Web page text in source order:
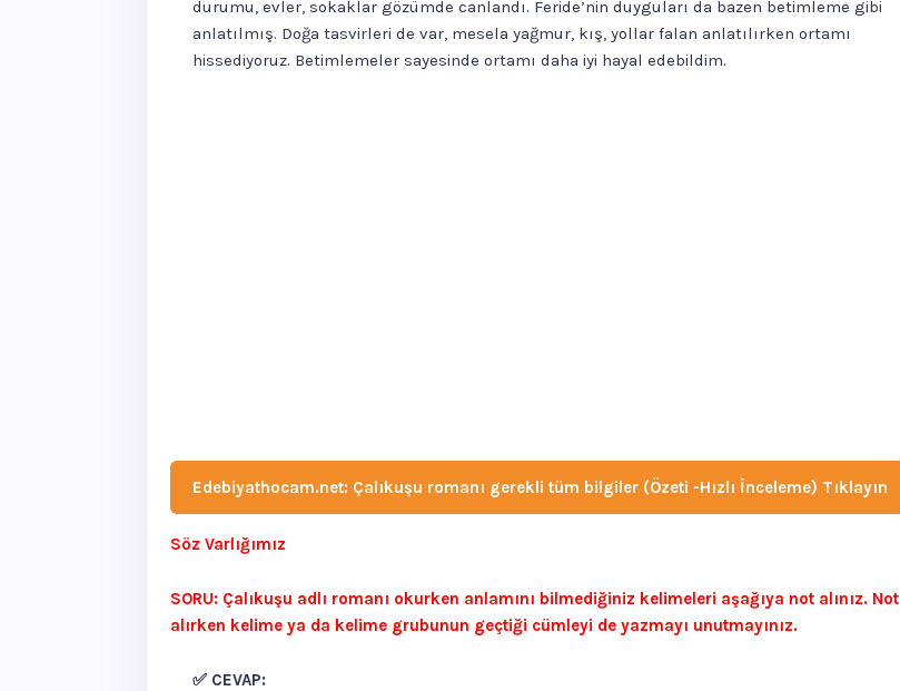
durumu, evler, sokaklar gözümde canlandı. Feride’nin duyguları da bazen betimleme gibi
anlatılmış. Doğa tasvirleri de var, mesela yağmur, kış, yollar falan anlatılırken ortamı
hissediyoruz. Betimlemeler sayesinde ortamı daha iyi hayal edebildim.
Edebiyathocam.net: Çalıkuşu romanı gerekli tüm bilgiler (Özeti -Hızlı İnceleme) Tıklayın
Söz Varlığımız
SORU: Çalıkuşu adlı romanı okurken anlamını bilmediğiniz kelimeleri aşağıya not alınız. Not
alırken kelime ya da kelime grubunun geçtiği cümleyi de yazmayı unutmayınız.
✅ CEVAP: